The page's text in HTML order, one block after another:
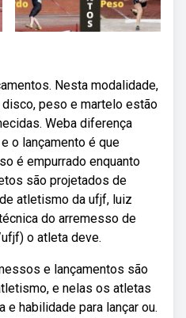
Nesta modalidade,
peso e martelo estão
Weba diferença
o lançamento é que
é empurrado enquanto
são projetados de
atletismo da ufjf, luiz
do arremesso de
o atleta deve.
e lançamentos são
e nelas os atletas
e habilidade para lançar ou.